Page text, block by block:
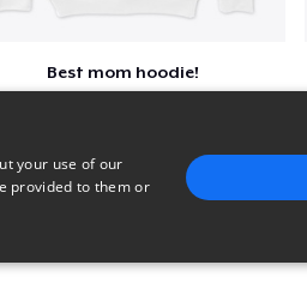
Best mom hoodie!
your use of our
provided to them or